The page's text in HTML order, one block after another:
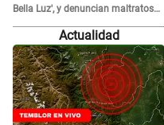
Bella Luz', y denuncian maltratos
en la orquesta: "Los humilla..."
Actualidad